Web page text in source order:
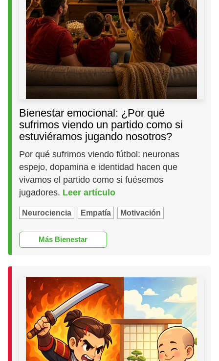
Bienestar emocional: ¿Por qué
sufrimos viendo un partido como si
estuviéramos jugando nosotros?
Por qué sufrimos viendo fútbol: neuronas
espejo, dopamina e identidad hacen que
vivamos el partido como si fuésemos
jugadores. Leer artículo
Neurociencia Empatía Motivación
Más Bienestar